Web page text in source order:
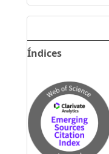
Índices